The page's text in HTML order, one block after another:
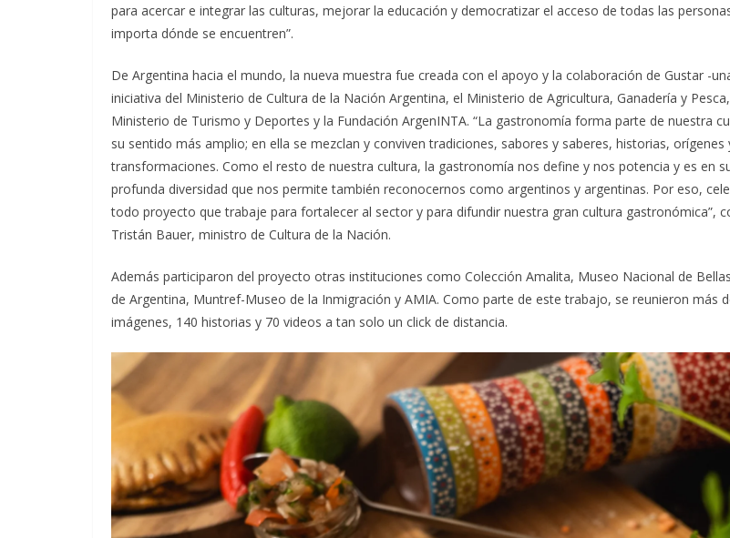
para acercar e integrar las culturas, mejorar la educación y democratizar el acceso de todas las
importa dónde se encuentren”.
De Argentina hacia el mundo, la nueva muestra fue creada con el apoyo y la colaboración de Gustar -
iniciativa del Ministerio de Cultura de la Nación Argentina, el Ministerio de Agricultura, Ganadería y
Ministerio de Turismo y Deportes y la Fundación ArgenINTA. “La gastronomía forma parte de nuestra
su sentido más amplio; en ella se mezclan y conviven tradiciones, sabores y saberes, historias, orígenes
transformaciones. Como el resto de nuestra cultura, la gastronomía nos define y nos potencia y es en
profunda diversidad que nos permite también reconocernos como argentinos y argentinas. Por eso,
todo proyecto que trabaje para fortalecer al sector y para difundir nuestra gran cultura gastronómica”,
Tristán Bauer, ministro de Cultura de la Nación.
Además participaron del proyecto otras instituciones como Colección Amalita, Museo Nacional de
de Argentina, Muntref-Museo de la Inmigración y AMIA. Como parte de este trabajo, se reunieron más
imágenes, 140 historias y 70 videos a tan solo un click de distancia.